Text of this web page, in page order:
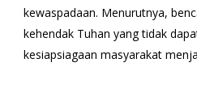
kewaspadaan. Menurutnya,
kehendak Tuhan yang tidak
kesiapsiagaan masyarakat